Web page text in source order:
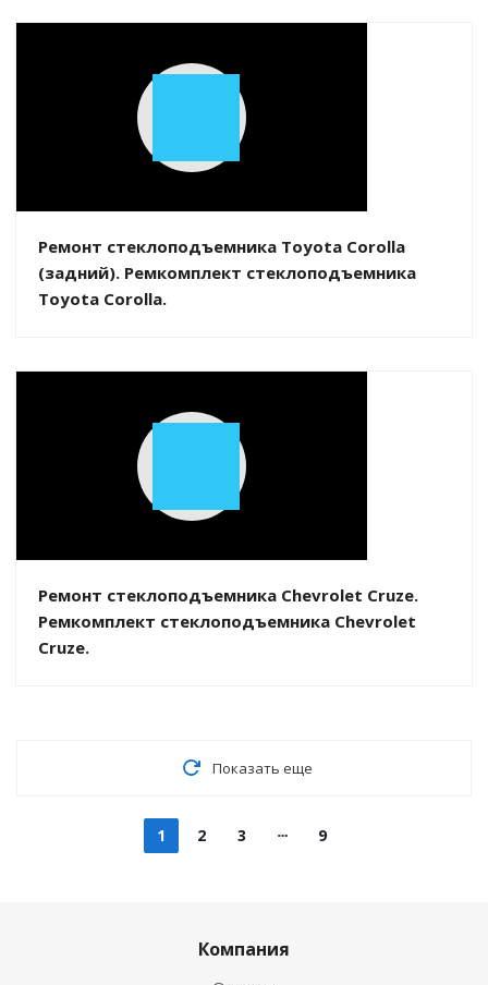
Play
Ремонт стеклоподъемника Toyota Corolla
(задний). Ремкомплект стеклоподъемника
Toyota Corolla.
Play
Ремонт стеклоподъемника Chevrolet Cruze.
Ремкомплект стеклоподъемника Chevrolet
Cruze.
Показать еще
1 2 3 9
Компания